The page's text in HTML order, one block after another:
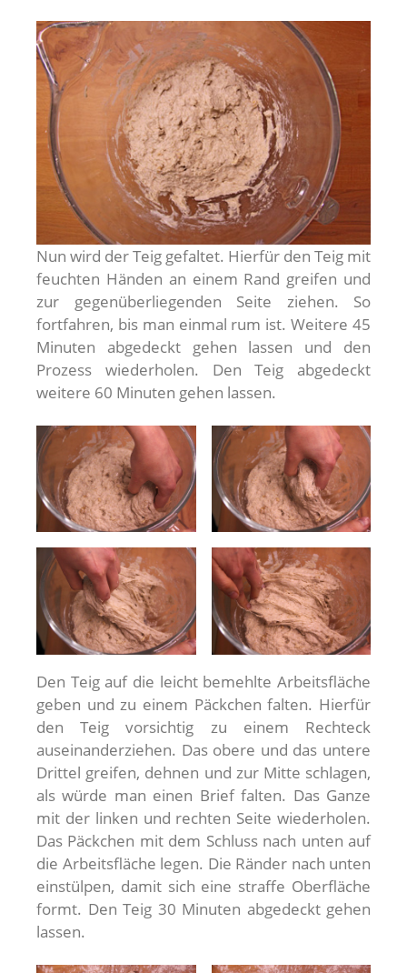
Nun wird der Teig gefaltet. Hierfür den Teig mit
feuchten Händen an einem Rand greifen und
zur gegenüberliegenden Seite ziehen. So
fortfahren, bis man einmal rum ist. Weitere 45
Minuten abgedeckt gehen lassen und den
Prozess wiederholen. Den Teig abgedeckt
weitere 60 Minuten gehen lassen.
Den Teig auf die leicht bemehlte Arbeitsfläche
geben und zu einem Päckchen falten. Hierfür
den Teig vorsichtig zu einem Rechteck
auseinanderziehen. Das obere und das untere
Drittel greifen, dehnen und zur Mitte schlagen,
als würde man einen Brief falten. Das Ganze
mit der linken und rechten Seite wiederholen.
Das Päckchen mit dem Schluss nach unten auf
die Arbeitsfläche legen. Die Ränder nach unten
einstülpen, damit sich eine straffe Oberfläche
formt. Den Teig 30 Minuten abgedeckt gehen
lassen.